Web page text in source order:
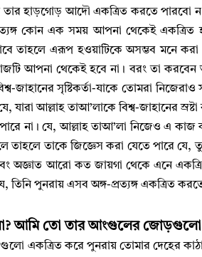
হাড়গোড় আদৌ একত্রিত করতে পারবো ন
কোন এক সময় আপনা থেকেই
তাহলে এরূপ হওয়াটিকে অসম্ভব মনে করা
আপনা থেকেই হবে না । বরং তা করবেন
জাহানের সৃষ্টিকর্তা-যাকে তোমরা
,যারা আল্লাহ‌ তাআ’লাকে বিশ্ব-জাহানের
না । যে,আল্লাহ‌ তাআ’লা নিজেও এ কাজ
তাকে জিজ্ঞেস করা যেতে পারে যে,
অজ্ঞাত আরো কত জায়গা থেকে এনে
,তিনি পুনরায় এসব অঙ্গ-প্রত্যঙ্গ একত্রিত
?আমি তো তার আংগুলের জোড়গুলো
একত্রিত করে পুনরায় তোমার দেহের